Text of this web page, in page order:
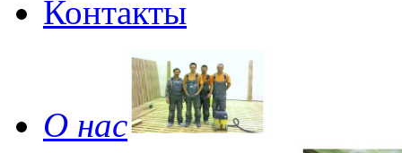
Контакты
О нас